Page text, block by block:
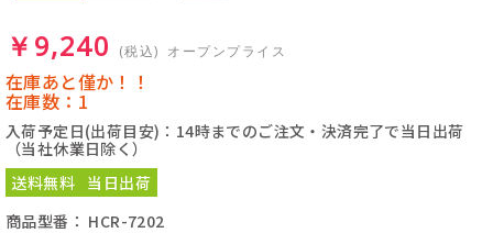
￥9,240 (税込) オープンプライス
在庫あと僅か！！
在庫数：1
入荷予定日(出荷目安)：14時までのご注文・決済完了で当日出荷
（当社休業日除く）
送料無料 当日出荷
商品型番： HCR-7202